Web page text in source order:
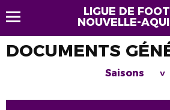
LIGUE DE
NOUVELLE-
DOCUMENTS
Saisons >